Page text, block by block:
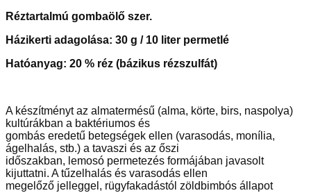
Réztartalmú gombaölő szer.
Házikerti adagolása: 30 g / 10 liter permetlé
Hatóanyag: 20 % réz (bázikus rézszulfát)
A készítményt az almatermésű (alma, körte, birs, naspolya)
kultúrákban a baktériumos és
gombás eredetű betegségek ellen (varasodás, monília,
ágelhalás, stb.) a tavaszi és az őszi
időszakban, lemosó permetezés formájában javasolt
kijuttatni. A tűzelhalás és varasodás ellen
megelőző jelleggel, rügyfakadástól zöldbimbós állapot